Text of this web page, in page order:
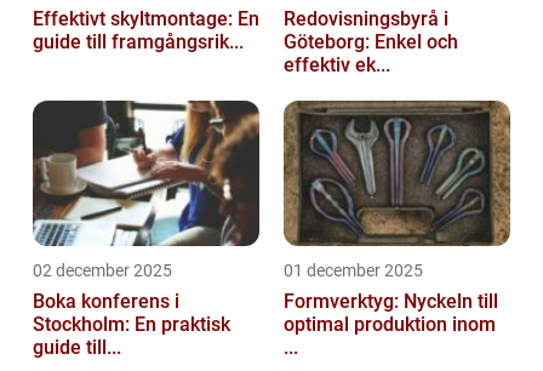
Effektivt skyltmontage: En
guide till framgångsrik...
Redovisningsbyrå i
Göteborg: Enkel och
effektiv ek...
02 december 2025
Boka konferens i
Stockholm: En praktisk
guide till...
01 december 2025
Formverktyg: Nyckeln till
optimal produktion inom
...